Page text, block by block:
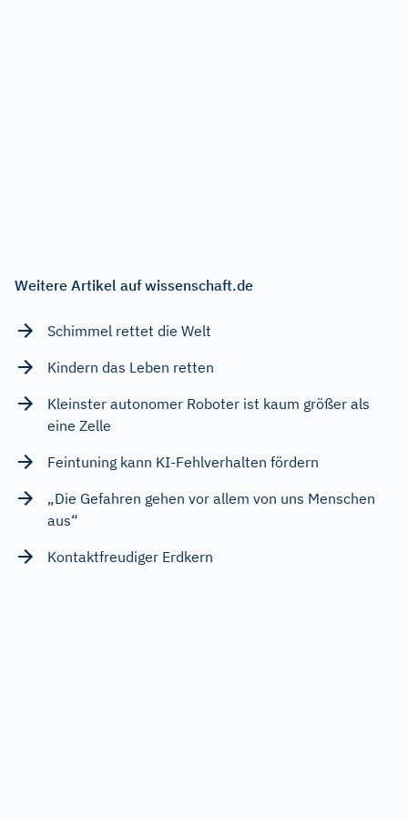
Weitere Artikel auf wissenschaft.de
Schimmel rettet die Welt
Kindern das Leben retten
Kleinster autonomer Roboter ist kaum größer als
eine Zelle
Feintuning kann KI-Fehlverhalten fördern
„Die Gefahren gehen vor allem von uns Menschen
aus“
Kontaktfreudiger Erdkern